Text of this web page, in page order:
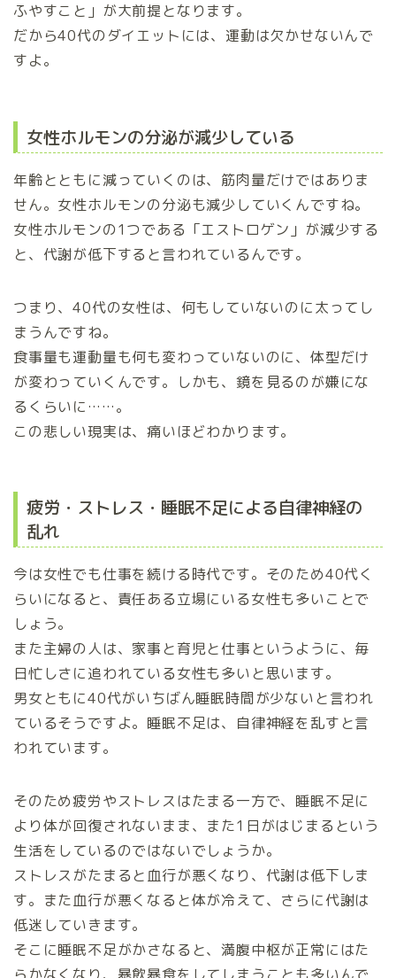
ふやすこと」が大前提となります。
だから40代のダイエットには、運動は欠かせないんで
すよ。
女性ホルモンの分泌が減少している
年齢とともに減っていくのは、筋肉量だけではありま
せん。女性ホルモンの分泌も減少していくんですね。
女性ホルモンの1つである「エストロゲン」が減少する
と、代謝が低下すると言われているんです。
つまり、40代の女性は、何もしていないのに太ってし
まうんですね。
食事量も運動量も何も変わっていないのに、体型だけ
が変わっていくんです。しかも、鏡を見るのが嫌にな
るくらいに……。
この悲しい現実は、痛いほどわかります。
疲労・ストレス・睡眠不足による自律神経の
乱れ
今は女性でも仕事を続ける時代です。そのため40代く
らいになると、責任ある立場にいる女性も多いことで
しょう。
また主婦の人は、家事と育児と仕事というように、毎
日忙しさに追われている女性も多いと思います。
男女ともに40代がいちばん睡眠時間が少ないと言われ
ているそうですよ。睡眠不足は、自律神経を乱すと言
われています。
そのため疲労やストレスはたまる一方で、睡眠不足に
より体が回復されないまま、また1日がはじまるという
生活をしているのではないでしょうか。
ストレスがたまると血行が悪くなり、代謝は低下しま
す。また血行が悪くなると体が冷えて、さらに代謝は
低迷していきます。
そこに睡眠不足がかさなると、満腹中枢が正常にはた